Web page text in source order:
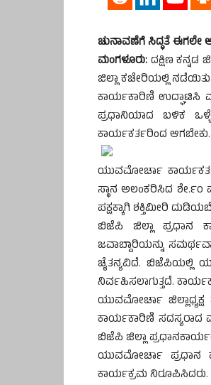
ಚುನಾವಣೆಗೆ ಸಿದ್ಧತೆ
ಮಂಗಳೂರು: ದಕ್ಷಿಣ
ಜಿಲ್ಲಾ ಕಚೇರಿಯಲ್ಲಿ ನಡೆಯಿತು.
ಕಾರ್ಯಕಾರಿಣಿ ಉದ್ಘಾಟಿಸಿ
ಪ್ರಧಾನಿಯಾದ ಬಳಿಕ
ಕಾರ್ಯಕರ್ತರಿಂದ
ಯುವಮೋರ್ಚಾ
ಸ್ಥಾನ ಅಲಂಕರಿಸಿದ
ಪಕ್ಷಕ್ಕಾಗಿ ಶಕ್ತಿಮೀರಿ
ಬಿಜೆಪಿ ಜಿಲ್ಲಾ ಪ್ರಧಾನ
ಜವಾಬ್ದಾರಿಯನ್ನು
ಚೈತನ್ಯವಿದೆ. ಬಿಜೆಪಿಯಲ್ಲಿ
ನಿರ್ವಹಿಸಲಾಗುತ್ತದೆ.
ಯುವಮೋರ್ಚಾ
ಕಾರ್ಯಕಾರಿಣಿ ಸದಸ್ಯರಾದ
ಬಿಜೆಪಿ ಜಿಲ್ಲಾ
ಯುವಮೋರ್ಚಾ ಪ್ರಧಾನ
ಕಾರ್ಯಕ್ರಮ ನಿರೂಪಿಸಿದರು.